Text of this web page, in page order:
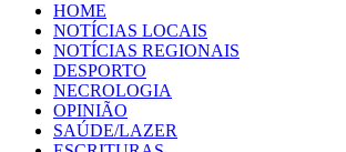
HOME
NOTÍCIAS LOCAIS
NOTÍCIAS REGIONAIS
DESPORTO
NECROLOGIA
OPINIÃO
SAÚDE/LAZER